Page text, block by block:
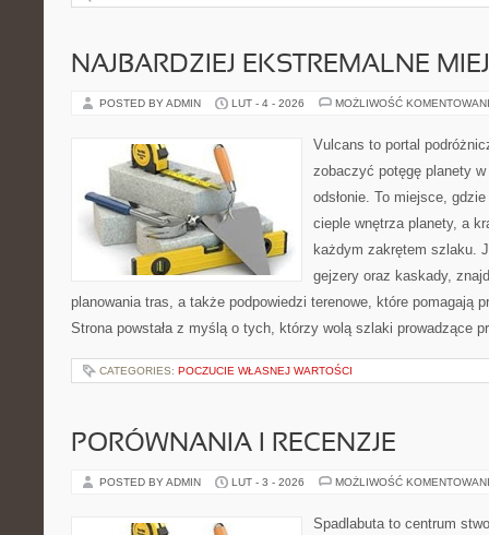
NAJBARDZIEJ EKSTREMALNE
POSTED BY ADMIN LUT - 4 - 2026 MOŻLIWOŚĆ
Vulcans to portal
zobaczyć potęgę planety
odsłonie. To miejsce,
cieple wnętrza planety, a
każdym zakrętem szlaku.
gejzery oraz kaskady,
planowania tras, a także podpowiedzi terenowe, które pomagają
Strona powstała z myślą o tych, którzy wolą szlaki prowadzące
CATEGORIES: POCZUCIE WŁASNEJ WARTOŚCI
PORÓWNANIA I RECENZJE
POSTED BY ADMIN LUT - 3 - 2026 MOŻLIWOŚĆ
Spadlabuta to centrum